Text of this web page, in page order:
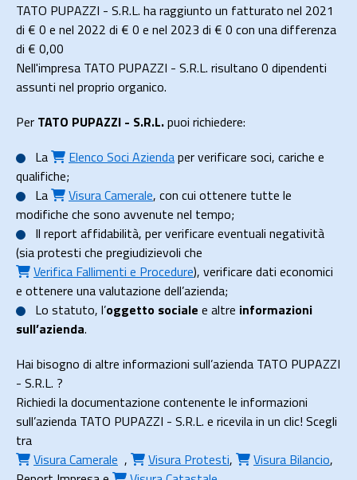
TATO PUPAZZI - S.R.L. ha raggiunto un fatturato nel 2021
di € 0 e nel 2022 di € 0 e nel 2023 di € 0 con una differenza
di € 0,00
Nell'impresa TATO PUPAZZI - S.R.L. risultano 0 dipendenti
assunti nel proprio organico.
Per TATO PUPAZZI - S.R.L.puoi richiedere:
La
Elenco Soci Aziendaper verificare soci, cariche e
qualifiche;
La
Visura Camerale, con cui ottenere tutte le
modifiche che sono avvenute nel tempo;
Il report affidabilità, per verificare eventuali negatività
(sia protesti che pregiudizievoli che
Verifica Fallimenti e Procedure), verificare dati economici
e ottenere una valutazione dell’azienda;
Lo statuto, l’oggetto sociale e altre informazioni
sull’azienda.
Hai bisogno di altre informazioni sull’azienda TATO PUPAZZI
- S.R.L. ?
Richiedi la documentazione contenente le informazioni
sull’azienda TATO PUPAZZI - S.R.L. e ricevila in un clic! Scegli
tra
Visura Camerale , Visura Protesti, Visura Bilancio,